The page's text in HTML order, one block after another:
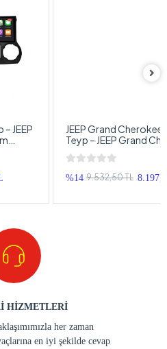
JEEP
JEEP Grand
Teyp – JEEP Grand
1999 - 2005 ) Oem
Multimedya – JEEP
Cherokee Android
%14 9.532,50 TL
HİZMETLERİ
her zaman
en iyi şekilde cevap